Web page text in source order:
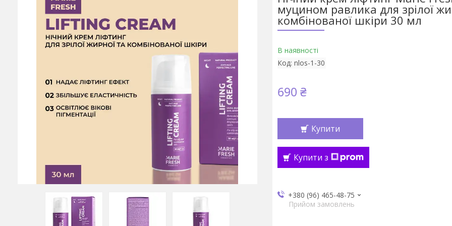
муцином равлика для зрілої
комбінованої шкіри 30 мл
В наявності
Код: nlos-1-30
690 ₴
Купити
Купити з
+380 (96) 465-48-75
Прийом замовлень